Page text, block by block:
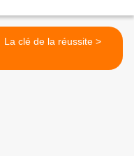
La clé de la réussite >